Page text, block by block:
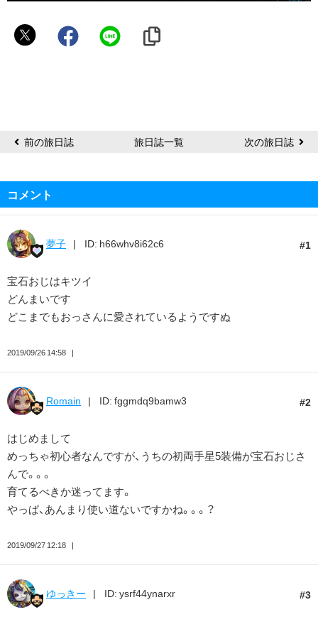
ゆ
前の旅日誌 旅日誌一覧 次の旅日誌
コメント
1
夢子 ID: h66whv8i62c6
宝石おじはキツイ
どんまいです
どこまでもおっさんに愛されているようですぬ
2019/09/26 14:58
2
Romain ID: fggmdq9bamw3
はじめまして
めっちゃ初心者なんですが、うちの初両手星5装備が宝石おじさ
んで。。。
育てるべきか迷ってます。
やっぱ、あんまり使い道ないですかね。。。？
2019/09/27 12:18
3
ゆっきー ID: ysrf44ynarxr